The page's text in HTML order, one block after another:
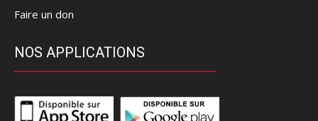
Faire un don
NOS APPLICATIONS